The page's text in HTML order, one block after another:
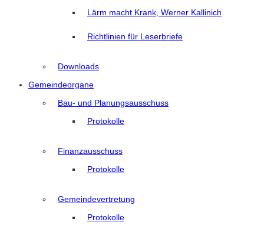
Lärm macht Krank, Werner Kallinich
Richtlinien für Leserbriefe
Downloads
Gemeindeorgane
Bau- und Planungsausschuss
Protokolle
Finanzausschuss
Protokolle
Gemeindevertretung
Protokolle